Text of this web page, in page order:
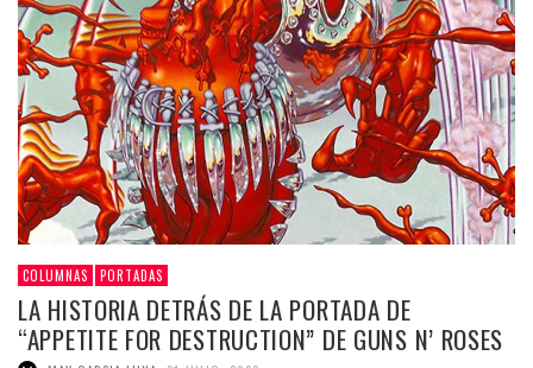
COLUMNAS PORTADAS
LA HISTORIA DETRÁS DE LA PORTADA DE
“APPETITE FOR DESTRUCTION” DE GUNS N’ ROSES
MAX GARCIA LUNA, 21 JULIO, 2026